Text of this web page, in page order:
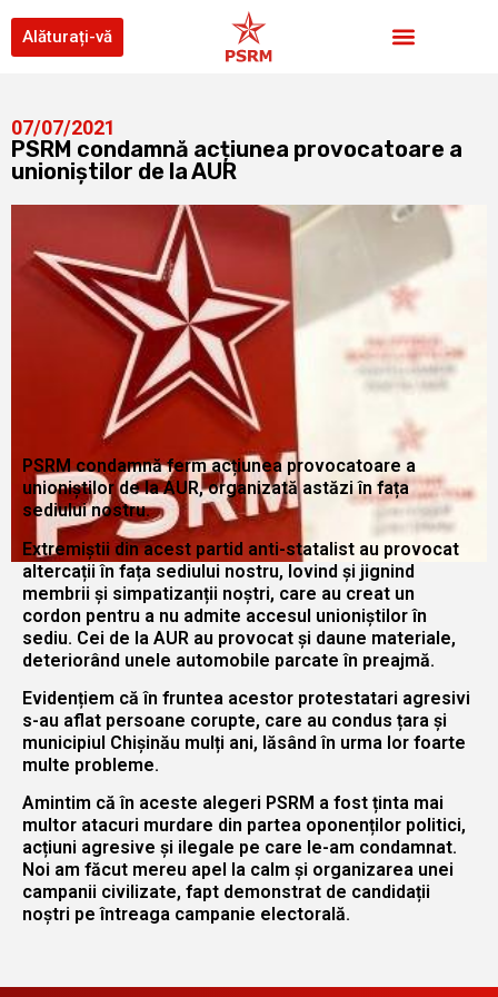
Alăturați-vă
07/07/2021
PSRM condamnă acțiunea provocatoare a
unioniștilor de la AUR
PSRM condamnă ferm acțiunea provocatoare a
unioniștilor de la AUR, organizată astăzi în fața
sediului nostru.
Extremiștii din acest partid anti-statalist au provocat
altercații în fața sediului nostru, lovind și jignind
membrii și simpatizanții noștri, care au creat un
cordon pentru a nu admite accesul unioniștilor în
sediu. Cei de la AUR au provocat și daune materiale,
deteriorând unele automobile parcate în preajmă.
Evidențiem că în fruntea acestor protestatari agresivi
s-au aflat persoane corupte, care au condus țara și
municipiul Chișinău mulți ani, lăsând în urma lor foarte
multe probleme.
Amintim că în aceste alegeri PSRM a fost ținta mai
multor atacuri murdare din partea oponenților politici,
acțiuni agresive și ilegale pe care le-am condamnat.
Noi am făcut mereu apel la calm și organizarea unei
campanii civilizate, fapt demonstrat de candidații
noștri pe întreaga campanie electorală.